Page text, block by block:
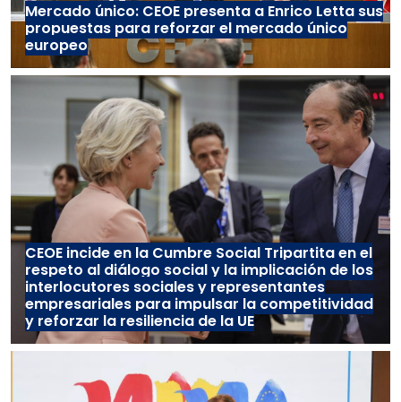
Mercado único: CEOE presenta a Enrico Letta sus
propuestas para reforzar el mercado único
europeo
CEOE incide en la Cumbre Social Tripartita en el
respeto al diálogo social y la implicación de los
interlocutores sociales y representantes
empresariales para impulsar la competitividad
y reforzar la resiliencia de la UE